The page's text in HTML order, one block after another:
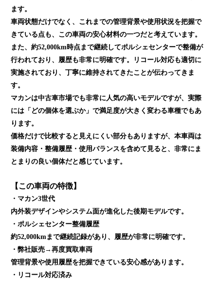
ます。
車両状態だけでなく、これまでの管理背景や使用状況を把握で
きている点も、この車両の安心材料の一つだと考えています。
また、約52,000km時点まで継続してポルシェセンターで整備が
行われており、履歴も非常に明確です。リコール対応も適切に
実施されており、丁寧に維持されてきたことが伝わってきま
す。
マカンは中古車市場でも非常に人気の高いモデルですが、実際
には「どの個体を選ぶか」で満足度が大きく変わる車種でもあ
ります。
価格だけで比較すると見えにくい部分もありますが、本車両は
装備内容・整備履歴・使用バランスを含めて見ると、非常にま
とまりの良い個体だと感じています。
【この車両の特徴】
・マカン3世代
内外装デザインやシステム面が進化した後期モデルです。
・ポルシェセンター整備履歴
約52,000kmまで継続記録があり、履歴が非常に明確です。
・弊社販売→再度買取車両
管理背景や使用履歴を把握できている安心感があります。
・リコール対応済み